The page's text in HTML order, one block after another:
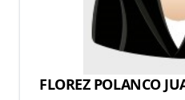
FLOREZ POLANCO